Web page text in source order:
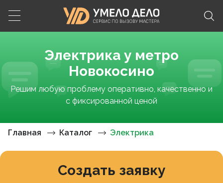
Электрика у метро
Новокосино
Решим любую проблему оперативно, качественно и
с фиксированной ценой
Главная Каталог Электрика
Создать заявку